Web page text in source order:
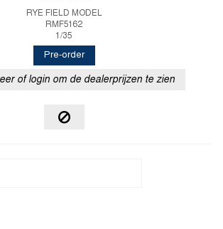
RYE FIELD MODEL
RMF5162
1/35
Pre-order
of login om de dealerprijzen te zien